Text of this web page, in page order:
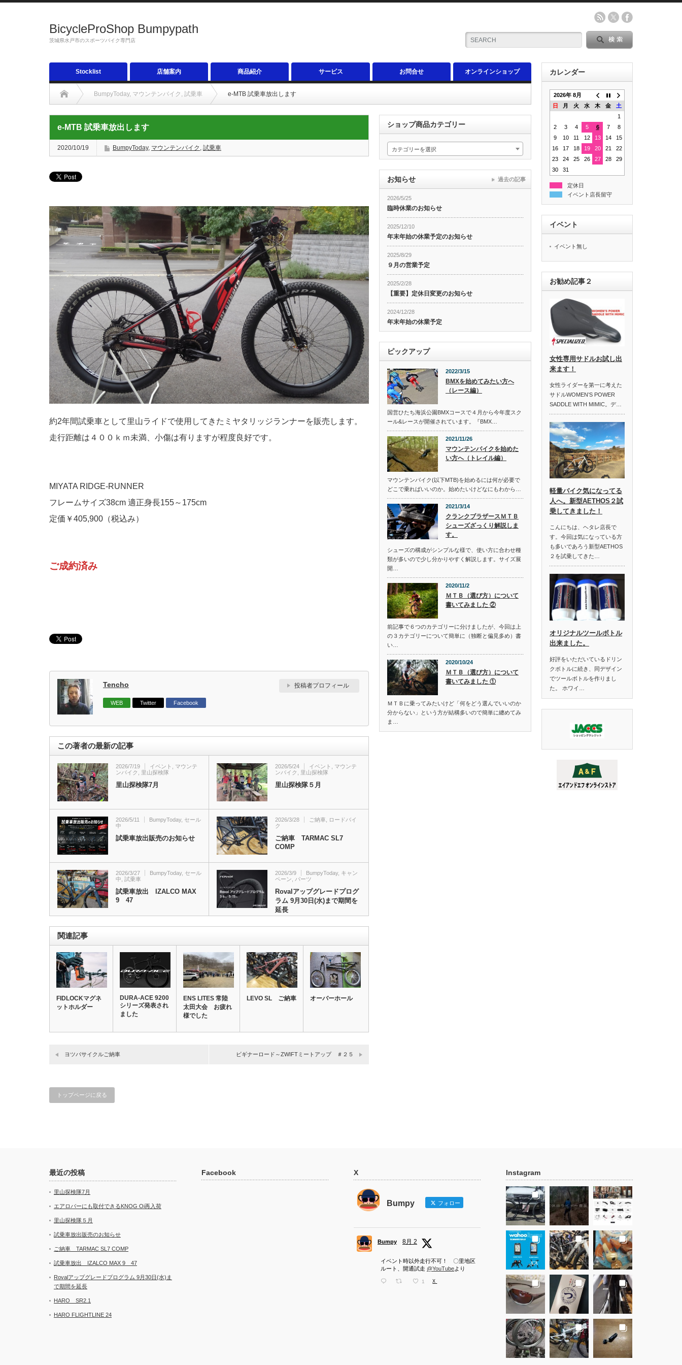
BicycleProShop Bumpypath
茨城県水戸市のスポーツバイク専門店
Stocklist 店舗案内 商品紹介 サービス お問合せ オンラインショップ
BumpyToday, マウンテンバイク , 試乗車 e-MTB 試乗車放出します
e-MTB 試乗車放出します
2020/10/19 BumpyToday, マウンテンバイク , 試乗車
約2年間試乗車として里山ライドで使用してきたミヤタリッジランナーを販売します。
走行距離は４００ｋｍ未満、小傷は有りますが程度良好です。
MIYATA RIDGE-RUNNER
フレームサイズ38cm 適正身長155～175cm
定価￥405,900（税込み）
ご成約済み
Tencho 投稿者プロフィール
WEB Twitter Facebook
この著者の最新の記事
2026/7/19 イベント
マウンテ
ンバイク
里山探検隊
里山探検隊7月
2026/5/24 イベント
マウンテ
ンバイク
里山探検隊
里山探検隊５月
2026/5/11 BumpyToday, セール
中
試乗車放出販売のお知らせ
2026/3/28 ご納車
ロードバイ
ク
ご納車 TARMAC SL7
COMP
2026/3/27 BumpyToday, セール
中 試乗車
試乗車放出 IZALCO MAX
9 47
2026/3/9 BumpyToday, キャン
ペーン
パーツ
Rovalアップグレードプログ
ラム 9月30日(水)まで期間を
延長
関連記事
FIDLOCKマグネ
ットホルダー
DURA-ACE 9200
シリーズ発表され
ました
ENS LITES 常陸
太田大会 お疲れ
様でした
LEVO SL ご納車 オーバーホール
ヨツバサイクルご納車 ビギナーロード～ZWIFTミートアップ ＃２５
トップページに戻る
ショップ商品カテゴリー
カテゴリーを選択
お知らせ
2026/5/25
臨時休業のお知らせ
2025/12/10
年末年始の休業予定のお知らせ
2025/8/29
９月の営業予定
2025/2/28
【重要】定休日変更のお知らせ
2024/12/28
年末年始の休業予定
過去の記事
ピックアップ
2022/3/15
BMXを始めてみたい方へ
（レース編）
国営ひたち海浜公園BMXコースで４月から今年度スク
ール&レースが開催されています。『BMX…
2021/11/26
マウンテンバイクを始めた
い方へ（トレイル編）
マウンテンバイク(以下MTB)を始めるには何が必要で
どこで乗ればいいのか。始めたいけどなにもわから…
2021/3/14
クランクブラザースＭＴＢ
シューズざっくり解説しま
す。
シューズの構成がシンプルな様で、使い方に合わせ種
類が多いので少し分かりやすく解説します。サイズ展
開…
2020/11/2
ＭＴＢ（選び方）について
書いてみました ②
前記事で６つのカテゴリーに分けましたが、今回は上
の３カテゴリーについて簡単に（独断と偏見多め）書
い…
2020/10/24
ＭＴＢ（選び方）について
書いてみました ①
ＭＴＢに乗ってみたいけど「何をどう選んでいいのか
分からない」という方が結構多いので簡単に纏めてみ
ま…
カレンダー
2026年 8月
日
月 火 水 木 金
土
1
2
3 4 5 6 7
8
9
10 11 12 13 14
15
16
17 18 19 20 21
22
23
24 25 26 27 28
29
30
31
定休日
イベント店長留守
イベント
イベント無し
お勧め記事２
女性専用サドルお試し出
来ます！
女性ライダーを第一に考えた
サドルWOMEN’S POWER
SADDLE WITH MIMIC。デ…
軽量バイク気になってる
人へ。新型AETHOS２試
乗してきました！
こんにちは、ヘタレ店長で
す。今回は気になっている方
も多いであろう新型AETHOS
２を試乗してきた…
オリジナルツールボトル
出来ました。
好評をいただいているドリン
クボトルに続き、同デザイン
でツールボトルを作りまし
た。 ホワイ…
最近の投稿
里山探検隊7月
エアロバーにも取付できるKNOG Oi再入荷
里山探検隊５月
試乗車放出販売のお知らせ
ご納車 TARMAC SL7 COMP
試乗車放出 IZALCO MAX 9 47
Rovalアップグレードプログラム 9月30日(水)ま
で期間を延長
HARO SR2.1
HARO FLIGHTLINE 24
Facebook X
Bumpy フォロー
Bumpy 8月 2
イベント時以外走行不可！ 〇里地区
ルート、開通試走 @YouTubeより
1 X
Instagram